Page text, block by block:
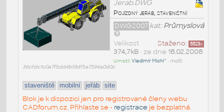
Jerab.DWG
Pojízdný jeřáb, staveništní
kat:Průmyslová
DWG2007
Staženo: 5523x
Velikost
374,7kB• ze dne 18.02.2008
Umístil:Vladimír Michl^ • md5:
36cfdc1c0a7f5dd4b19df5a7394a0d0c
staveniště mobilní jeřáb site
Blok je k dispozici jen pro registrované členy webu
CADforum.cz. Přihlaste se - registrace je bezplatná.